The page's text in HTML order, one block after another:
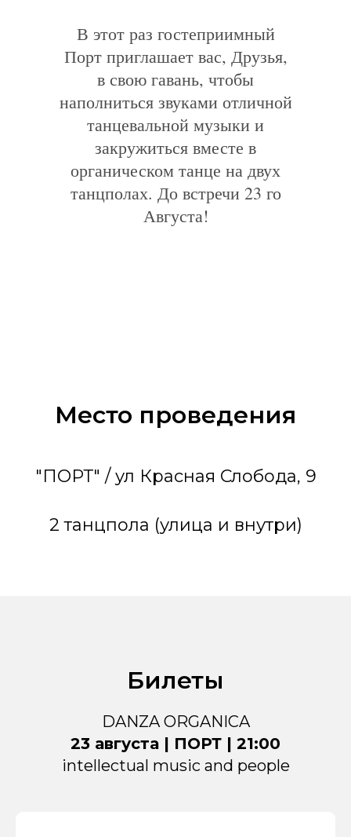
В этот раз гостеприимный
Порт приглашает вас, Друзья,
в свою гавань, чтобы
наполниться звуками отличной
танцевальной музыки и
закружиться вместе в
органическом танце на двух
танцполах. До встречи 23 го
Августа!
Место проведения
"ПОРТ" / ул Красная Слобода, 9
2 танцпола (улица и внутри)
Билеты
DANZA ORGANICA
23 августа | ПОРТ | 21:00
intellectual music and people